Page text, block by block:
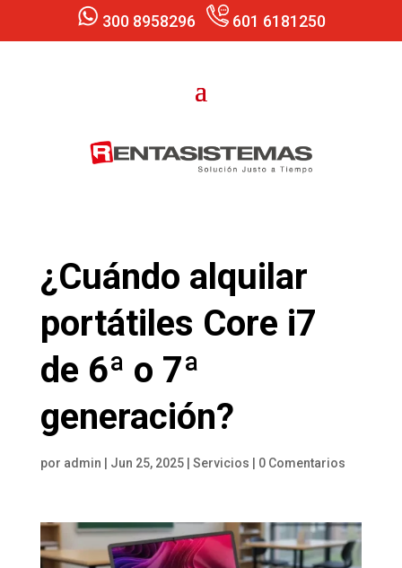
300 8958296 601 6181250
¿Cuándo alquilar
portátiles Core i7
de 6ª o 7ª
generación?
por admin Jun 25, 2025| Servicios 0 Comentarios